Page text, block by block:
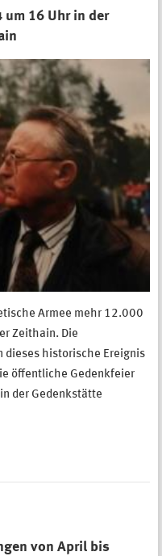
um 16 Uhr in der
Armee mehr 12.000
Zeithain. Die
dieses historische Ereignis
öffentliche Gedenkfeier
der Gedenkstätte
von April bis